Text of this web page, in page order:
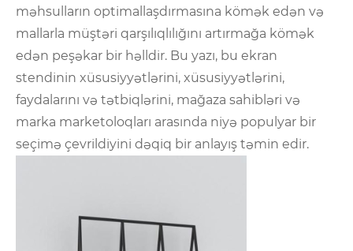
məhsulların optimallaşdırmasına kömək edən və
mallarla müştəri qarşılıqlılığını artırmağa kömək
edən peşəkar bir həlldir. Bu yazı, bu ekran
stendinin xüsusiyyətlərini, xüsusiyyətlərini,
faydalarını və tətbiqlərini, mağaza sahibləri və
marka marketoloqları arasında niyə populyar bir
seçimə çevrildiyini dəqiq bir anlayış təmin edir.